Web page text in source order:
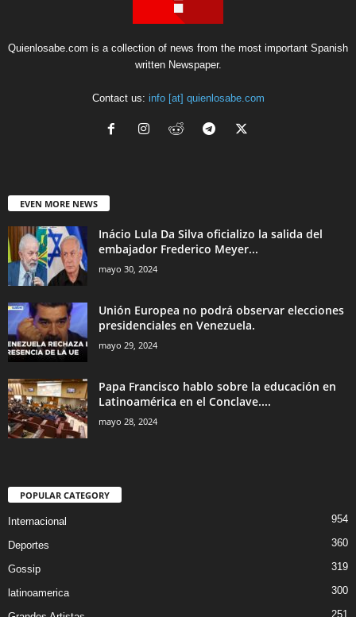
Quienlosabe.com is a collection of news from the most important Spanish
written Newspaper.
Contact us: info [at] quienlosabe.com
EVEN MORE NEWS
Inácio Lula Da Silva oficializo la salida del
embajador Frederico Meyer...
mayo 30, 2024
Unión Europea no podrá observar elecciones
presidenciales en Venezuela.
mayo 29, 2024
Papa Francisco hablo sobre la educación en
Latinoamérica en el Conclave....
mayo 28, 2024
POPULAR CATEGORY
Internacional 954
Deportes 360
Gossip 319
latinoamerica 300
251